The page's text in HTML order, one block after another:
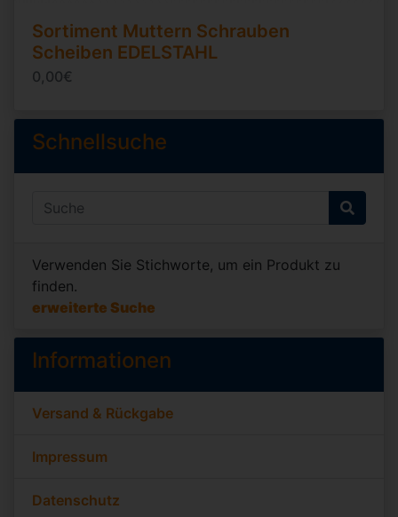
Sortiment Muttern Schrauben
Scheiben EDELSTAHL
0,00€
Schnellsuche
Verwenden Sie Stichworte, um ein Produkt zu
finden.
erweiterte Suche
Informationen
Versand & Rückgabe
Impressum
Datenschutz